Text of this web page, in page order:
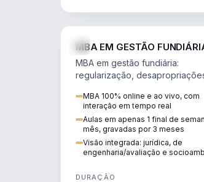
MBA EM GESTÃO
MBA em gestão fundiária:
regularização,
ambiental em projetos de
infraestrutura.
MBA 100% online e ao vivo, com
interação em tempo real
Aulas em apenas 1 final de
mês, gravadas por 3 meses
Visão integrada: jurídica, de
engenharia/avaliação e
DURAÇÃO